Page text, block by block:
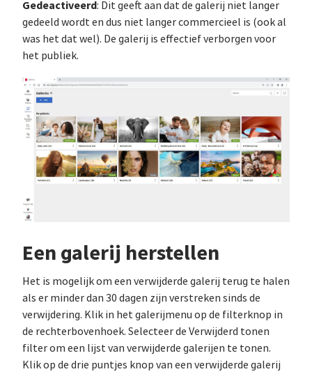
Gedeactiveerd: Dit geeft aan dat de galerij niet langer
gedeeld wordt en dus niet langer commercieel is (ook al
was het dat wel). De galerij is effectief verborgen voor
het publiek.
Een galerij herstellen
Het is mogelijk om een verwijderde galerij terug te halen
als er minder dan 30 dagen zijn verstreken sinds de
verwijdering. Klik in het galerijmenu op de filterknop in
de rechterbovenhoek. Selecteer de Verwijderd tonen
filter om een lijst van verwijderde galerijen te tonen.
Klik op de drie puntjes knop van een verwijderde galerij